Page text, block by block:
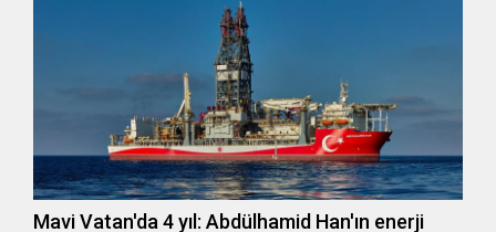
Mavi Vatan'da 4 yıl: Abdülhamid Han'ın enerji